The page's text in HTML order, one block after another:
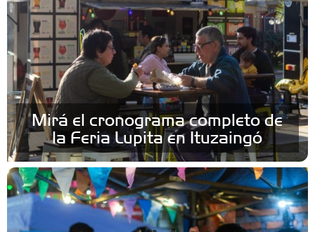
Mirá el cronograma completo de
la Feria Lupita en Ituzaingó